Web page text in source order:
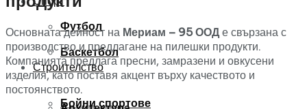
Баскетбол
Бойни спортове
Футбол
Строителство
Основната дейност на Мериам – 95 ООДе свързана с
производство и предлагане на пилешки продукти.
Компанията предлага пресни, замразени и овкусени
изделия, като поставя акцент върху качеството и
постоянството.